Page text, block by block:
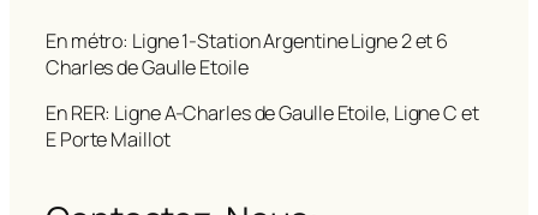
En métro: Ligne 1-Station Argentine Ligne 2 et 6
Charles de Gaulle Etoile
En RER: Ligne A-Charles de Gaulle Etoile, Ligne C et
E Porte Maillot